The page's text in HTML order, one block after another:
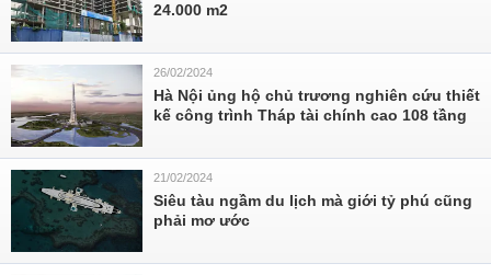
24.000 m2
26/02/2024
Hà Nội ủng hộ chủ trương nghiên cứu thiết
kế công trình Tháp tài chính cao 108 tầng
21/02/2024
Siêu tàu ngầm du lịch mà giới tỷ phú cũng
phải mơ ước